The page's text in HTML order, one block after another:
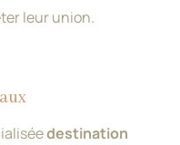
leur union.
destination